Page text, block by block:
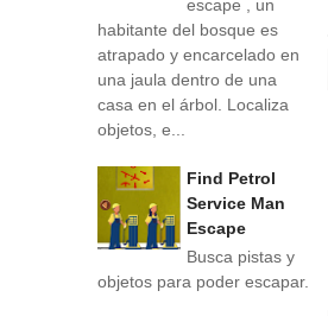
escape , un
habitante del bosque es
atrapado y encarcelado en
una jaula dentro de una
casa en el árbol. Localiza
objetos, e...
Find Petrol
Service Man
Escape
Busca pistas y
objetos para poder escapar.